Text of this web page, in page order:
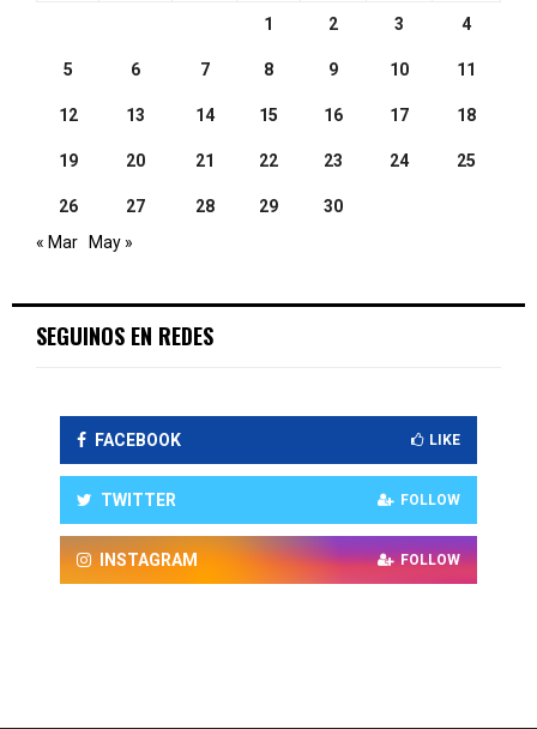
1 2 3 4
5 6 7 8 9 10 11
12 13 14 15 16 17 18
19 20 21 22 23 24 25
26 27 28 29
30
« Mar
May »
SEGUINOS EN REDES
FACEBOOK LIKE
TWITTER FOLLOW
INSTAGRAM FOLLOW